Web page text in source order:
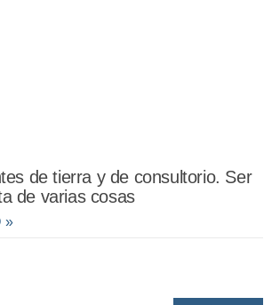
de tierra y de consultorio. Ser
de varias cosas
»